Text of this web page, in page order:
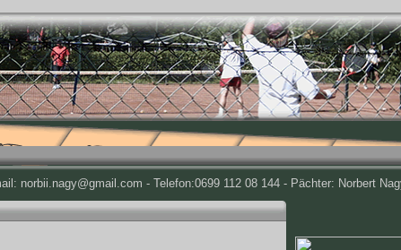
norbii.nagy@gmail.com - Telefon:0699 112 08 144 - Pächter: Norbert